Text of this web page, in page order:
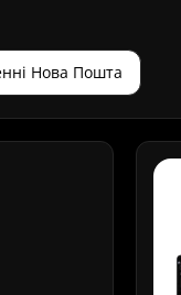
Нова Пошта